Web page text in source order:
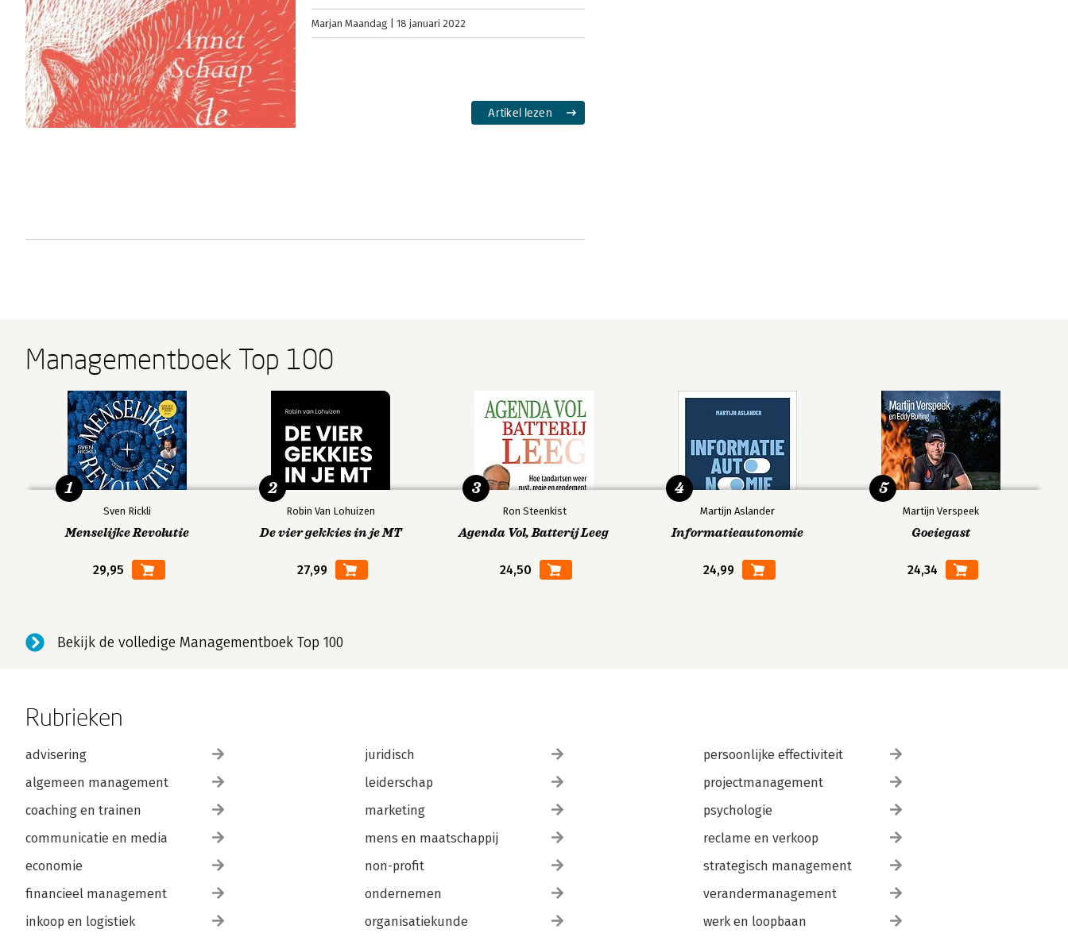
Marjan Maandag 18 januari 2022
Artikel lezen
Managementboek Top 100
Sven Rickli
Menselijke Revolutie
29,95
1
Robin Van Lohuizen
De vier gekkies in je MT
27,99
2
Ron Steenkist
Agenda Vol, Batterij Leeg
24,50
3
Martijn Aslander
Informatieautonomie
24,99
4
Martijn Verspeek
Goeiegast
24,34
5
Bekijk de volledige Managementboek Top 100
Rubrieken
advisering
algemeen management
coaching en trainen
communicatie en media
economie
financieel management
inkoop en logistiek
juridisch
leiderschap
marketing
mens en maatschappij
non-profit
ondernemen
organisatiekunde
persoonlijke effectiviteit
projectmanagement
psychologie
reclame en verkoop
strategisch management
verandermanagement
werk en loopbaan